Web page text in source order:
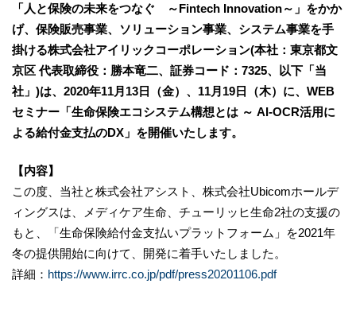
「人と保険の未来をつなぐ ～Fintech Innovation～」をかか
げ、保険販売事業、ソリューション事業、システム事業を手
掛ける株式会社アイリックコーポレーション(本社：東京都文
京区 代表取締役：勝本竜二、証券コード：7325、以下「当
社」)は、2020年11月13日（金）、11月19日（木）に、WEB
セミナー「生命保険エコシステム構想とは ～ AI-OCR活用に
よる給付金支払のDX」を開催いたします。
【内容】
この度、当社と株式会社アシスト、株式会社Ubicomホールデ
ィングスは、メディケア生命、チューリッヒ生命2社の支援の
もと、「生命保険給付金支払いプラットフォーム」を2021年
冬の提供開始に向けて、開発に着手いたしました。
詳細： https://www.irrc.co.jp/pdf/press20201106.pdf